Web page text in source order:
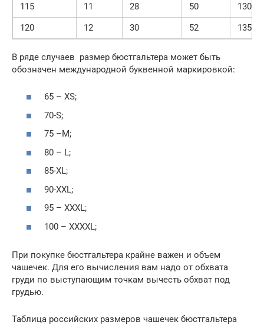
115
11 28 50
130
120
12 30 52 135
В ряде случаев размер бюстгальтера может быть
обозначен международной буквенной маркировкой:
65 – XS;
70-S;
75 –M;
80 – L;
85-XL;
90-XXL;
95 – XXXL;
100 – XXXXL;
При покупке бюстгальтера крайне важен и объем
чашечек. Для его вычисления вам надо от обхвата
груди по выступающим точкам вычесть обхват под
грудью.
Таблица российских размеров чашечек бюстгальтера